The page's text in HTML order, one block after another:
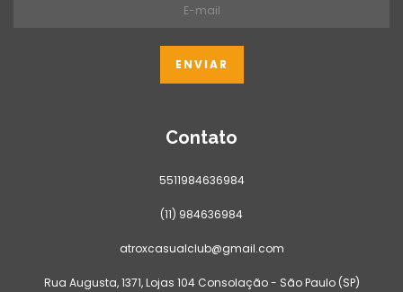
Contato
5511984636984
(11) 984636984
atroxcasualclub@gmail.com
Rua Augusta, 1371, Lojas 104 Consolação - São Paulo (SP)